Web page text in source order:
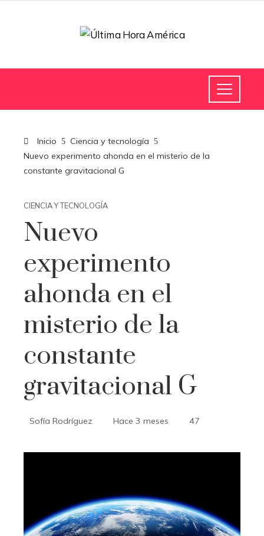
Inicio
Ciencia y tecnología
Nuevo experimento ahonda en el misterio de la
constante gravitacional G
CIENCIA Y TECNOLOGÍA
Nuevo
experimento
ahonda en el
misterio de la
constante
gravitacional G
Sofía Rodríguez Hace 3 meses 47